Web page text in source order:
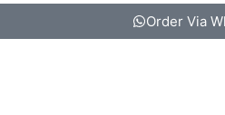
Order Via